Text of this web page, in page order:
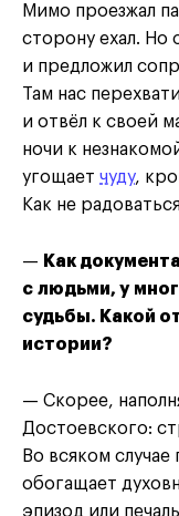
Мимо проезжал
сторону ехал. Но
и предложил
Там нас
и отвёл к своей
ночи к
угощает чуду,
Как не
— Как
с людьми, у
судьбы. Какой
истории?
— Скорее,
Достоевского:
Во всяком
обогащает
эпизод или